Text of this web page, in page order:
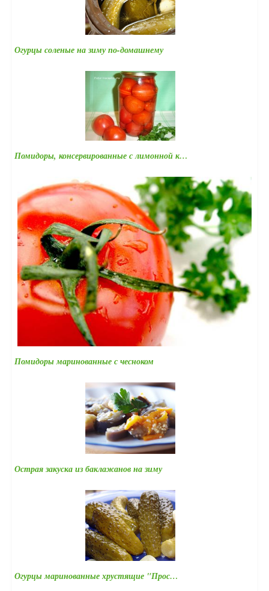
Огурцы соленые на зиму по-домашнему
Помидоры, консервированные с лимонной к…
Помидоры маринованные с чесноком
Острая закуска из баклажанов на зиму
Огурцы маринованные хрустящие "Прос…